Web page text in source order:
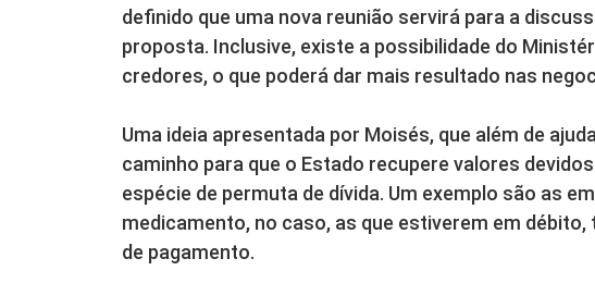
definido que uma nova reunião servirá para a
proposta. Inclusive, existe a possibilidade do
credores, o que poderá dar mais resultado nas
Uma ideia apresentada por Moisés, que além de
caminho para que o Estado recupere valores
espécie de permuta de dívida. Um exemplo são as
medicamento, no caso, as que estiverem em
de pagamento.